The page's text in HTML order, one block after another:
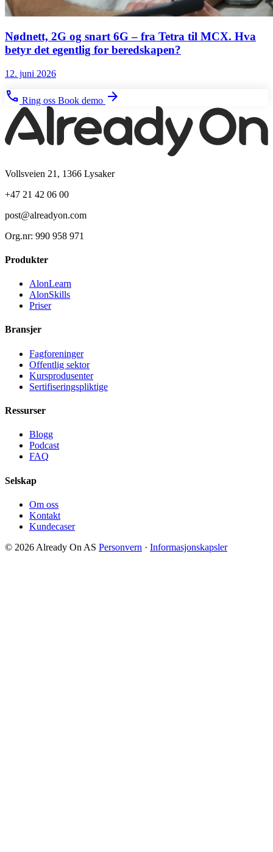
Nødnett, 2G og snart 6G – fra Tetra til MCX. Hva
betyr det egentlig for beredskapen?
12. juni 2026
phone Ring oss Book demo arrow_forward
Vollsveien 21, 1366 Lysaker
+47 21 42 06 00
post@alreadyon.com
Org.nr: 990 958 971
Produkter
AlonLearn
AlonSkills
Priser
Bransjer
Fagforeninger
Offentlig sektor
Kursprodusenter
Sertifiseringspliktige
Ressurser
Blogg
Podcast
FAQ
Selskap
Om oss
Kontakt
Kundecaser
© 2026 Already On AS Personvern · Informasjonskapsler